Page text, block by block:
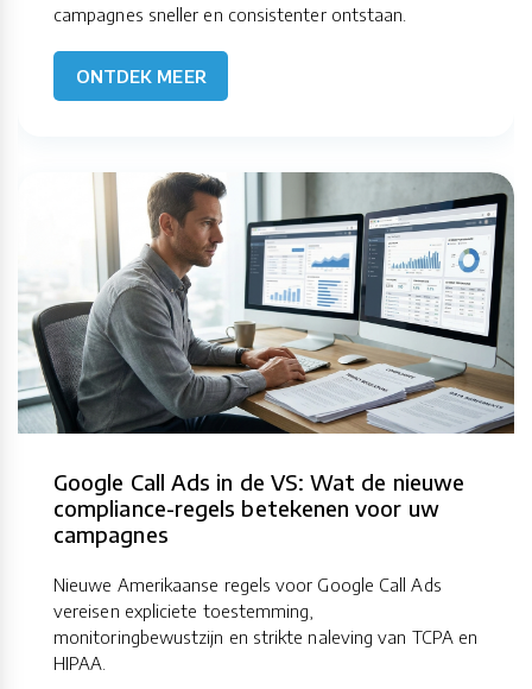
campagnes sneller en consistenter ontstaan.
ONTDEK MEER
Google Call Ads in de VS: Wat de nieuwe
compliance-regels betekenen voor uw
campagnes
Nieuwe Amerikaanse regels voor Google Call Ads
vereisen expliciete toestemming,
monitoringbewustzijn en strikte naleving van TCPA en
HIPAA.